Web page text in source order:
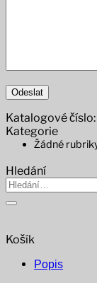
Katalogové číslo:
Kategorie
Žádné
Hledání
Hledat:
Košík
Popis